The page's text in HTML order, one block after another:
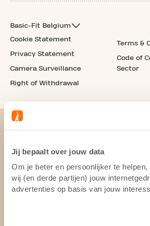
Jij bepaalt over jouw data
Om je beter en persoonlijker te
wij (en derde partijen) jouw
advertenties op basis van jouw
Basic-Fit Belgium
Cookie Statement
Privacy Statement
Camera Surveillance
Right of Withdrawal
Terms &
Code of
Sector